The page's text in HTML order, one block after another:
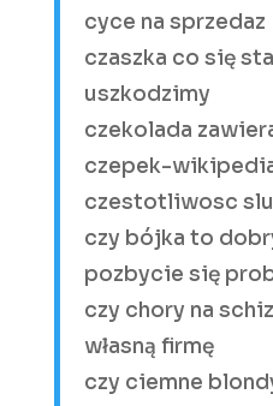
cyce na sprzedaz
czaszka co się
uszkodzimy
czekolada
czepek-
czestotliwosc
czy bójka to
pozbycie się
czy chory na
własną firmę
czy ciemne